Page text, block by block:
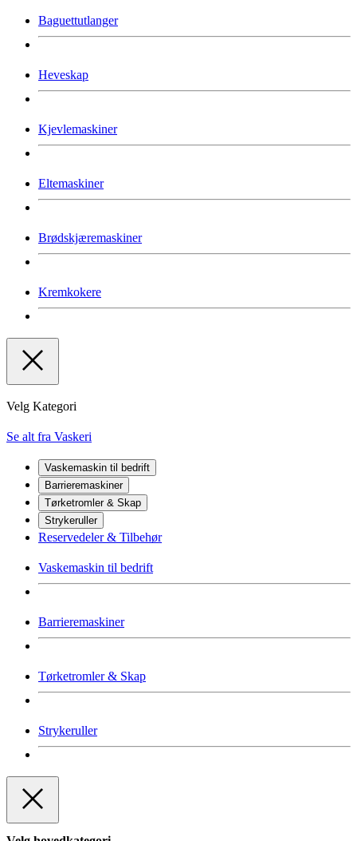
Baguettutlanger
Heveskap
Kjevlemaskiner
Eltemaskiner
Brødskjæremaskiner
Kremkokere
Velg Kategori
Se alt fra Vaskeri
Vaskemaskin til bedrift
Barrieremaskiner
Tørketromler & Skap
Strykeruller
Reservedeler & Tilbehør
Vaskemaskin til bedrift
Barrieremaskiner
Tørketromler & Skap
Strykeruller